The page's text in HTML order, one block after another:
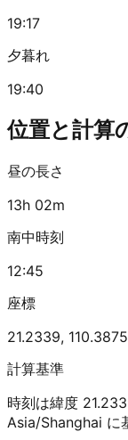
19:17
夕暮れ
19:40
位置と計算
昼の長さ
13h 02m
南中時刻
12:45
座標
21.2339, 110.3875
計算基準
時刻は緯度
Asia/Shanghai に